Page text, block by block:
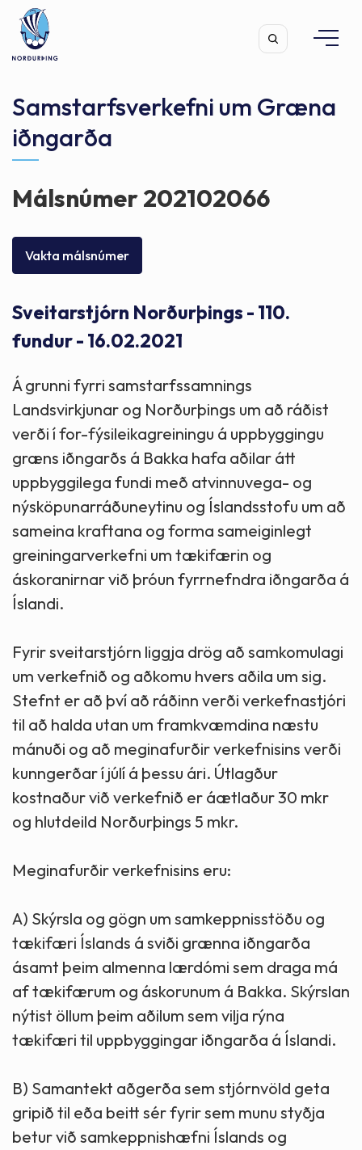
Leita
Samstarfsverkefni um Græna
iðngarða
Málsnúmer 202102066
Vakta málsnúmer
Sveitarstjórn Norðurþings - 110.
fundur - 16.02.2021
Á grunni fyrri samstarfssamnings
Landsvirkjunar og Norðurþings um að ráðist
verði í for-fýsileikagreiningu á uppbyggingu
græns iðngarðs á Bakka hafa aðilar átt
uppbyggilega fundi með atvinnuvega- og
nýsköpunarráðuneytinu og Íslandsstofu um að
sameina kraftana og forma sameiginlegt
greiningarverkefni um tækifærin og
áskoranirnar við þróun fyrrnefndra iðngarða á
Íslandi.
Fyrir sveitarstjórn liggja drög að samkomulagi
um verkefnið og aðkomu hvers aðila um sig.
Stefnt er að því að ráðinn verði verkefnastjóri
til að halda utan um framkvæmdina næstu
mánuði og að meginafurðir verkefnisins verði
kunngerðar í júlí á þessu ári. Útlagður
kostnaður við verkefnið er áætlaður 30 mkr
og hlutdeild Norðurþings 5 mkr.
Meginafurðir verkefnisins eru:
A) Skýrsla og gögn um samkeppnisstöðu og
tækifæri Íslands á sviði grænna iðngarða
ásamt þeim almenna lærdómi sem draga má
af tækifærum og áskorunum á Bakka. Skýrslan
nýtist öllum þeim aðilum sem vilja rýna
tækifæri til uppbyggingar iðngarða á Íslandi.
B) Samantekt aðgerða sem stjórnvöld geta
gripið til eða beitt sér fyrir sem munu styðja
betur við samkeppnishæfni Íslands og